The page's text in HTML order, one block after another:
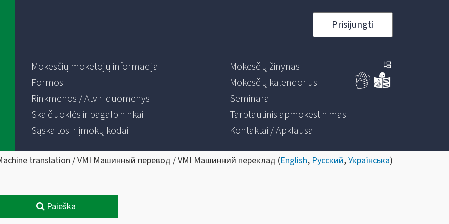
Prisijungti
Mokesčių mokėtojų informacija
Formos
Rinkmenos / Atviri duomenys
Skaičiuoklės ir pagalbininkai
Sąskaitos ir įmokų kodai
Mokesčių žinynas
Mokesčių kalendorius
Seminarai
Tarptautinis apmokestinimas
Kontaktai / Apklausa
translation / VMI Машинный перевод / VMI Машинний переклад (English, Русский,Українська)
Paieška